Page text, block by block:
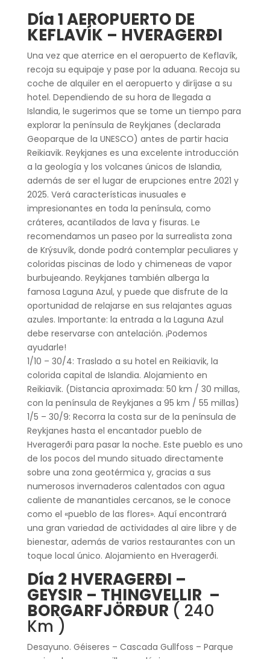
Día 1 AEROPUERTO DE
KEFLAVÍK – HVERAGERÐI
Una vez que aterrice en el aeropuerto de Keflavík,
recoja su equipaje y pase por la aduana. Recoja su
coche de alquiler en el aeropuerto y diríjase a su
hotel. Dependiendo de su hora de llegada a
Islandia, le sugerimos que se tome un tiempo para
explorar la península de Reykjanes (declarada
Geoparque de la UNESCO) antes de partir hacia
Reikiavik. Reykjanes es una excelente introducción
a la geología y los volcanes únicos de Islandia,
además de ser el lugar de erupciones entre 2021 y
2025. Verá características inusuales e
impresionantes en toda la península, como
cráteres, acantilados de lava y fisuras. Le
recomendamos un paseo por la surrealista zona
de Krýsuvík, donde podrá contemplar peculiares y
coloridas piscinas de lodo y chimeneas de vapor
burbujeando. Reykjanes también alberga la
famosa Laguna Azul, y puede que disfrute de la
oportunidad de relajarse en sus relajantes aguas
azules. Importante: la entrada a la Laguna Azul
debe reservarse con antelación. ¡Podemos
ayudarle!
1/10 – 30/4: Traslado a su hotel en Reikiavik, la
colorida capital de Islandia. Alojamiento en
Reikiavik. (Distancia aproximada: 50 km / 30 millas,
con la península de Reykjanes a 95 km / 55 millas)
1/5 – 30/9: Recorra la costa sur de la península de
Reykjanes hasta el encantador pueblo de
Hveragerði para pasar la noche. Este pueblo es uno
de los pocos del mundo situado directamente
sobre una zona geotérmica y, gracias a sus
numerosos invernaderos calentados con agua
caliente de manantiales cercanos, se le conoce
como el «pueblo de las flores». Aquí encontrará
una gran variedad de actividades al aire libre y de
bienestar, además de varios restaurantes con un
toque local único. Alojamiento en Hveragerði.
Día 2 HVERAGERÐI –
GEYSIR – THINGVELLIR –
BORGARFJÖRÐUR ( 240
Km )
Desayuno. Géiseres – Cascada Gullfoss – Parque